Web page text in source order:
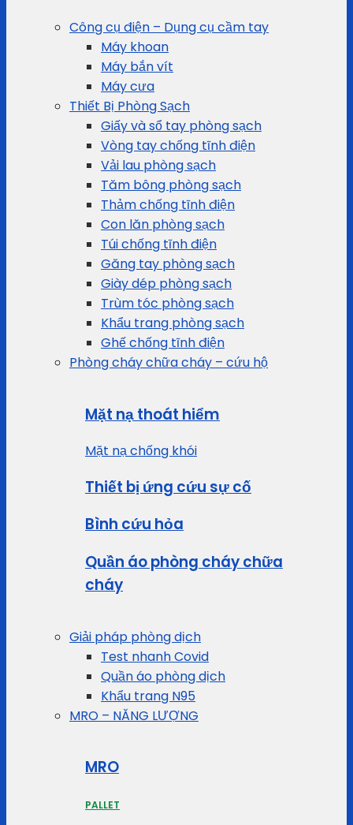
Công cụ điện – Dụng cụ cầm tay
Máy khoan
Máy bắn vít
Máy cưa
Thiết Bị Phòng Sạch
Giấy và sổ tay phòng sạch
Vòng tay chống tĩnh điện
Vải lau phòng sạch
Tăm bông phòng sạch
Thảm chống tĩnh điện
Con lăn phòng sạch
Túi chống tĩnh điện
Găng tay phòng sạch
Giày dép phòng sạch
Trùm tóc phòng sạch
Khẩu trang phòng sạch
Ghế chống tĩnh điện
Phòng cháy chữa cháy – cứu hộ
Mặt nạ thoát hiểm
Mặt nạ chống khói
Thiết bị ứng cứu sự cố
Bình cứu hỏa
Quần áo phòng cháy chữa
cháy
Giải pháp phòng dịch
Test nhanh Covid
Quần áo phòng dịch
Khẩu trang N95
MRO – NĂNG LƯỢNG
MRO
PALLET